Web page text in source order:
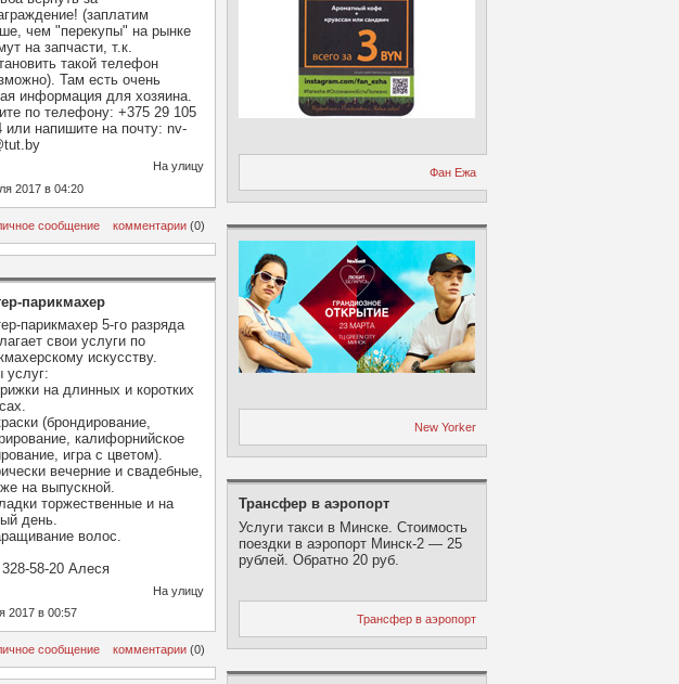
(заплатим
чем "перекупы" на рынке
на запчасти, т.к.
такой телефон
Там есть очень
информация для хозяина.
по телефону: +375 29 105
или напишите на почту: nv-
На улицу
2017 в 04:20
сообщение комментарии (0)
парикмахер
парикмахер 5-го разряда
свои услуги по
искусству.
услуг:
на длинных и коротких
(брондирование,
калифорнийское
игра с цветом).
вечерние и свадебные,
на выпускной.
торжественные и на
день.
волос.
58-20 Алеся
На улицу
2017 в 00:57
сообщение комментарии (0)
Фан Ежа
New Yorker
Трансфер в аэропорт
Услуги такси в Минске. Стоимость
поездки в аэропорт Минск-2 — 25
рублей. Обратно 20 руб.
Трансфер в аэропорт